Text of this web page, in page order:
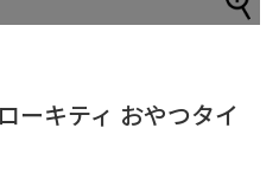
ーキティ おやつタイ